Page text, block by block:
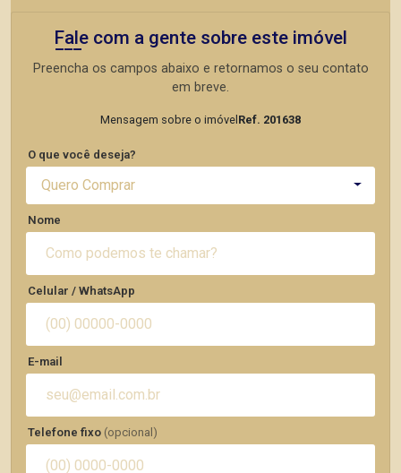
Fale com a gente sobre este imóvel
Preencha os campos abaixo e retornamos o seu contato
em breve.
Mensagem sobre o imóvelRef. 201638
O que você deseja?
Quero Comprar
Nome
Celular / WhatsApp
E-mail
Telefone fixo (opcional)